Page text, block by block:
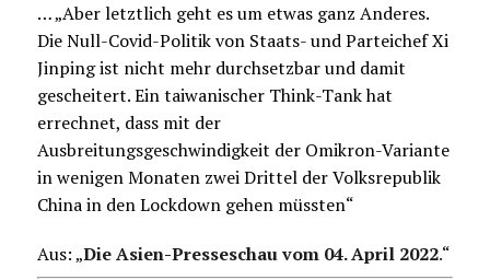
… „Aber letztlich geht es um etwas ganz Anderes.
Die Null-Covid-Politik von Staats- und Parteichef Xi
Jinping ist nicht mehr durchsetzbar und damit
gescheitert. Ein taiwanischer Think-Tank hat
errechnet, dass mit der
Ausbreitungsgeschwindigkeit der Omikron-Variante
in wenigen Monaten zwei Drittel der Volksrepublik
China in den Lockdown gehen müssten“
Aus: „Die Asien-Presseschau vom 04. April 2022.“